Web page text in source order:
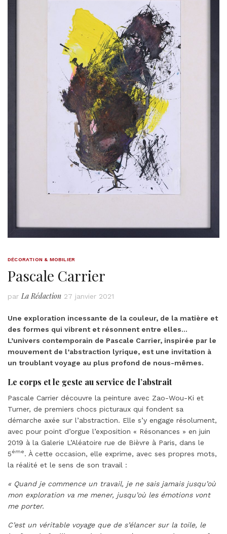
DÉCORATION & MOBILIER
Pascale Carrier
par La Rédaction 27 janvier 2021
Une exploration incessante de la couleur, de la matière et
des formes qui vibrent et résonnent entre elles…
L’univers contemporain de Pascale Carrier, inspirée par le
mouvement de l’abstraction lyrique, est une invitation à
un troublant voyage au plus profond de nous-mêmes.
Le corps et le geste au service de l’abstrait
Pascale Carrier découvre la peinture avec Zao-Wou-Ki et
Turner, de premiers chocs picturaux qui fondent sa
démarche axée sur l’abstraction. Elle s’y engage résolument,
avec pour point d’orgue l’exposition « Résonances » en juin
2019 à la Galerie L’Aléatoire rue de Bièvre à Paris, dans le
5éme. À cette occasion, elle exprime, avec ses propres mots,
la réalité et le sens de son travail :
« Quand je commence un travail, je ne sais jamais jusqu’où
mon exploration va me mener, jusqu’où les émotions vont
me porter.
C’est un véritable voyage que de s’élancer sur la toile, le